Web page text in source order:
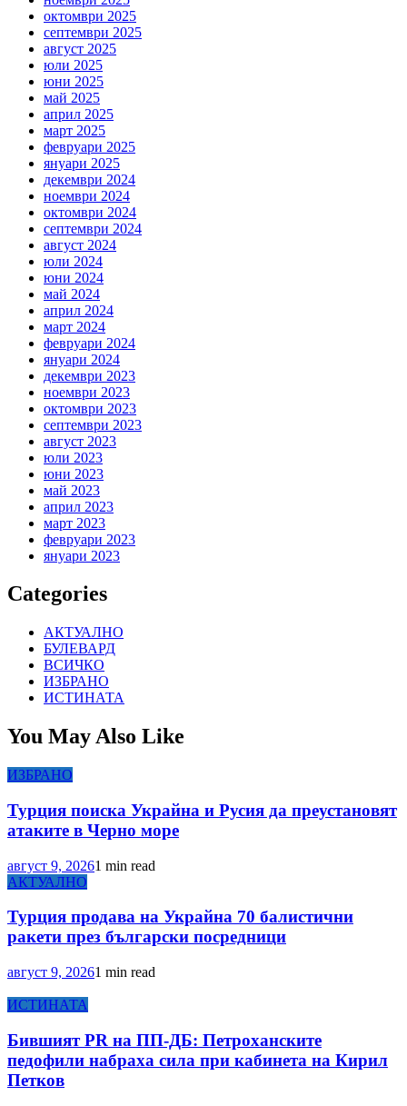
октомври 2025
септември 2025
август 2025
юли 2025
юни 2025
май 2025
април 2025
март 2025
февруари 2025
януари 2025
декември 2024
ноември 2024
октомври 2024
септември 2024
август 2024
юли 2024
юни 2024
май 2024
април 2024
март 2024
февруари 2024
януари 2024
декември 2023
ноември 2023
октомври 2023
септември 2023
август 2023
юли 2023
юни 2023
май 2023
април 2023
март 2023
февруари 2023
януари 2023
Categories
АКТУАЛНО
БУЛЕВАРД
ВСИЧКО
ИЗБРАНО
ИСТИНАТА
You May Also Like
ИЗБРАНО
Турция поиска Украйна и Русия да преустановят
атаките в Черно море
август 9, 20261 min read
АКТУАЛНО
Турция продава на Украйна 70 балистични
ракети през български посредници
август 9, 20261 min read
ИСТИНАТА
Бившият PR на ПП-ДБ: Петроханските
педофили набраха сила при кабинета на Кирил
Петков